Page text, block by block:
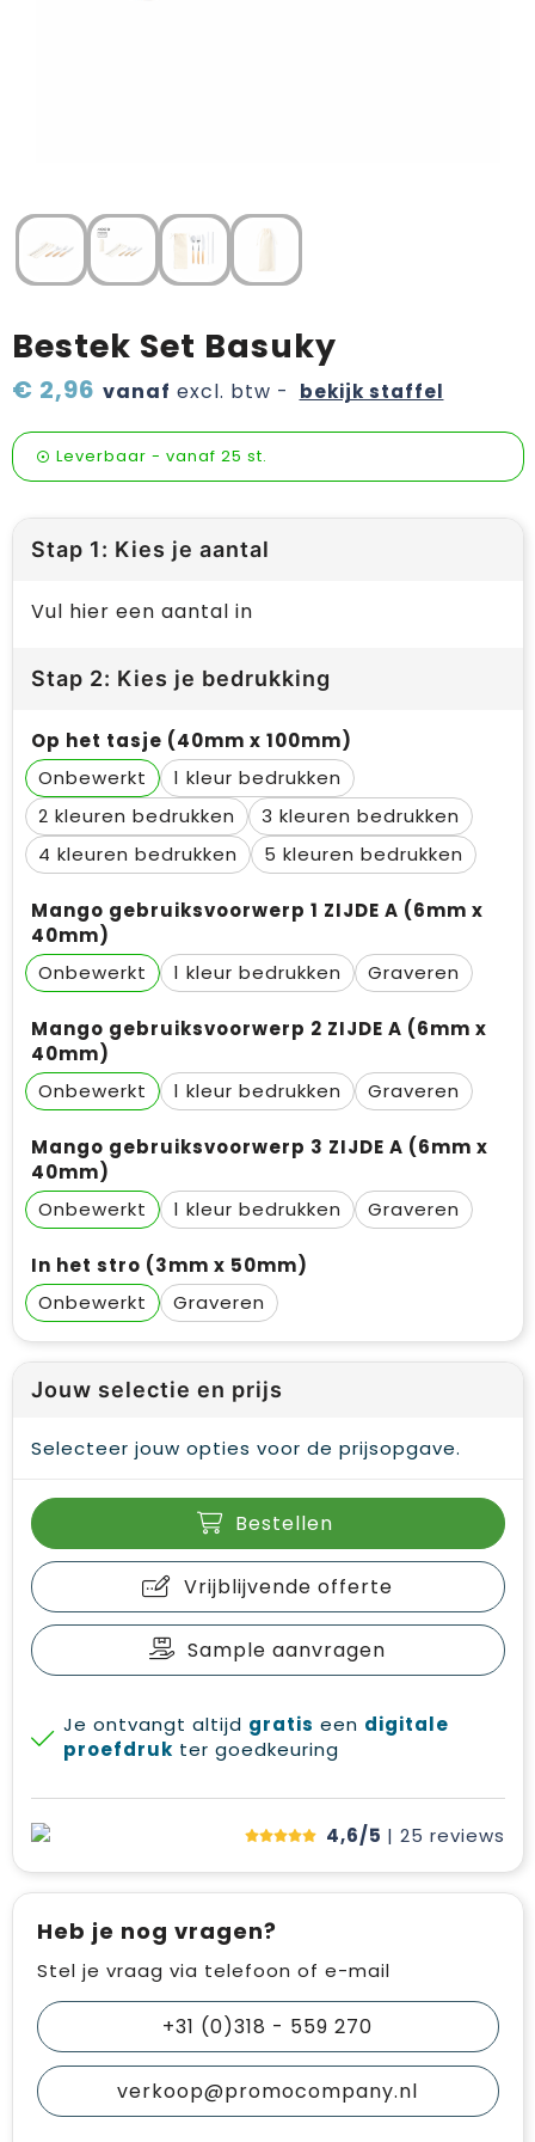
Wijn, bier en proeverij
Zomerpakketten
Bestek Set Basuky
€ 2,96 vanaf excl. btw - bekijk staffel
Leverbaar - vanaf 25 st.
Stap 1: Kies je aantal
Vul hier een aantal in
Stap 2: Kies je bedrukking
Op het tasje (40mm x 100mm)
Onbewerkt
1
2
3
4
5
Mango gebruiksvoorwerp 1 ZIJDE A (6mm x
40mm)
Onbewerkt
1 Graveren
Mango gebruiksvoorwerp 2 ZIJDE A (6mm x
40mm)
Onbewerkt
1 Graveren
Mango gebruiksvoorwerp 3 ZIJDE A (6mm x
40mm)
Onbewerkt
1 Graveren
In het stro (3mm x 50mm)
Onbewerkt
Graveren
Jouw selectie en prijs
Selecteer jouw opties voor de prijsopgave.
Bestellen
Vrijblijvende offerte
Sample aanvragen
Je ontvangt altijd gratis een digitale
proefdruk ter goedkeuring
4,6/5 | 25 reviews
Heb je nog vragen?
Stel je vraag via telefoon of e-mail
+31 (0)318 - 559 270
verkoop@promocompany.nl